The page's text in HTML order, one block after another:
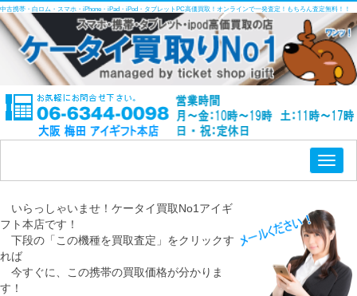
中古携帯・白ロム・スマホ・iPhone・iPad・iPod・タブレットPC高価買取！オンラインで一発査定！もちろん査定無料！！
いらっしゃいませ！ケータイ買取No1アイギ
フト本店です！
下段の「この機種を買取査定」をクリックす
れば
今すぐに、この携帯の買取価格が分かりま
す！